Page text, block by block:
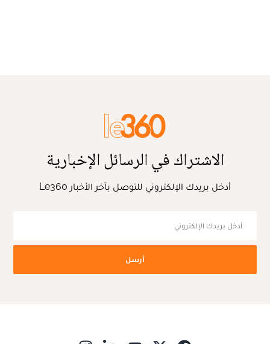
الاشتراك في الرسائل الإخبارية
أدخل بريدك الإلكتروني للتوصل بآخر الأخبار Le360
أرسل